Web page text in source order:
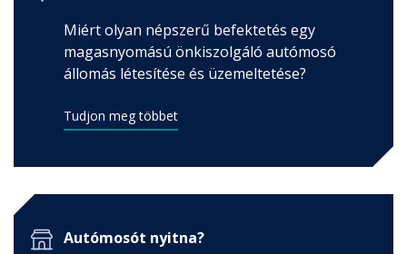
Miért olyan népszerű befektetés egy
magasnyomású önkiszolgáló autómosó
állomás létesítése és üzemeltetése?
Tudjon meg többet
Autómosót nyitna?